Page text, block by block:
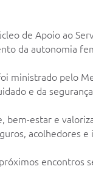
de Apoio ao
da autonomia
ministrado pelo
e da
bem-estar e
acolhedores
encontros